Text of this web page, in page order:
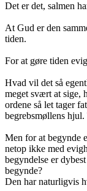
Det er det, salmen
At Gud er den
tiden.
For at gøre tiden
Hvad vil det så
meget svært at sige,
ordene så let tager
begrebsmøllens
Men for at begynde
netop ikke med
begyndelse er
begynde?
Den har naturligvis